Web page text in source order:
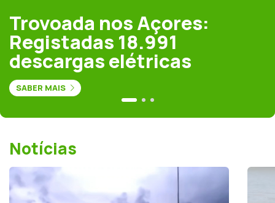
Trovoada nos Açores:
Registadas 18.991
descargas elétricas
SABER MAIS
Notícias